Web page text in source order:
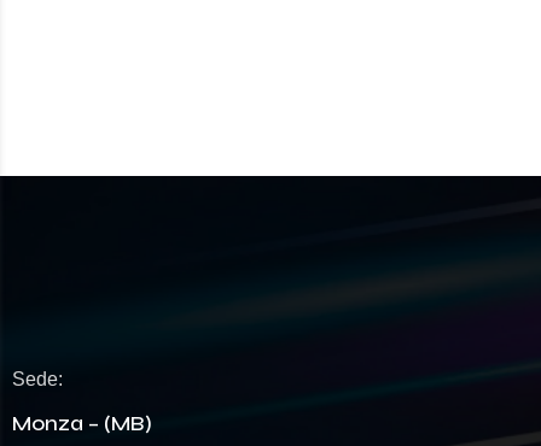
Sede:
Monza – (MB)